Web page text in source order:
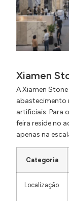
Xiamen
A Xiamen
abastecimento
artificiais. Para
feira reside no
apenas na
Categoria
Localização